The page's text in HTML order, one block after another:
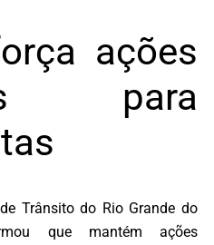
ações
para
Trânsito do Rio Grande do
que mantém ações